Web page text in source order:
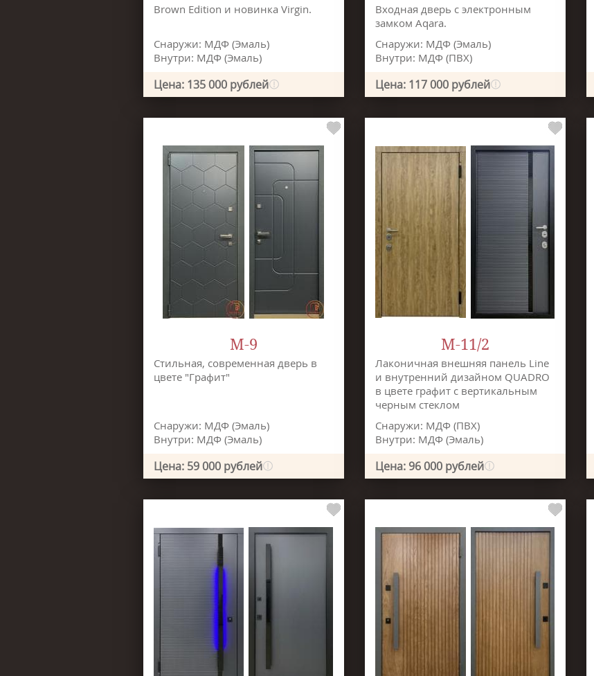
Brown Edition и новинка Virgin.
Снаружи: МДФ (Эмаль)
Внутри: МДФ (Эмаль)
Цена: 135 000 рублей
Входная дверь с электронным
замком Aqara.
Снаружи: МДФ (Эмаль)
Внутри: МДФ (ПВХ)
Цена: 117 000 рублей
М-9
Стильная, современная дверь в
цвете "Графит"
Снаружи: МДФ (Эмаль)
Внутри: МДФ (Эмаль)
Цена: 59 000 рублей
М-11/2
Лаконичная внешняя панель Line
и внутренний дизайном QUADRO
в цвете графит с вертикальным
черным стеклом
Снаружи: МДФ (ПВХ)
Внутри: МДФ (Эмаль)
Цена: 96 000 рублей